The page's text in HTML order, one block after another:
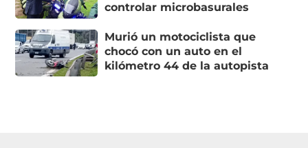
controlar microbasurales
Murió un motociclista que
chocó con un auto en el
kilómetro 44 de la autopista